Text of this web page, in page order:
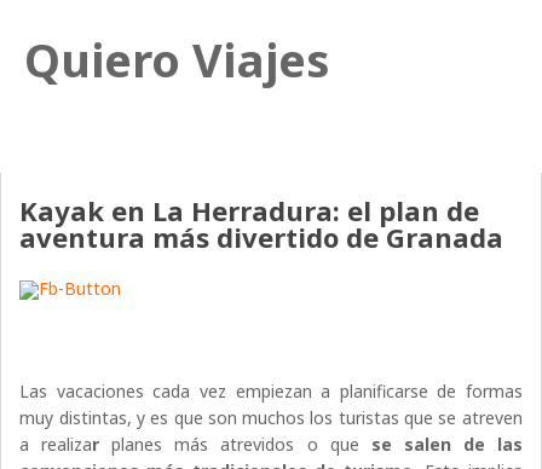
Quiero Viajes
Kayak en La Herradura: el plan de
aventura más divertido de Granada
Las vacaciones cada vez empiezan a planificarse de formas
muy distintas, y es que son muchos los turistas que se atreven
a realizarplanes más atrevidos o que se salen de las